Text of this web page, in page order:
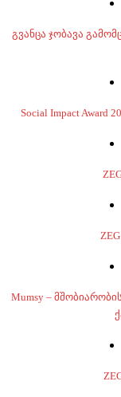
გვანცა ჯობავა
Social Impact
Mumsy –